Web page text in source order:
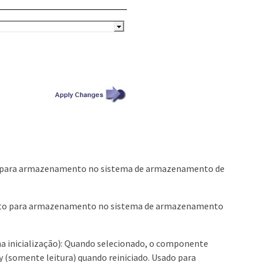
armazenamento no sistema de armazenamento de
para armazenamento no sistema de armazenamento
inicialização): Quando selecionado, o componente
leitura) quando reiniciado. Usado para